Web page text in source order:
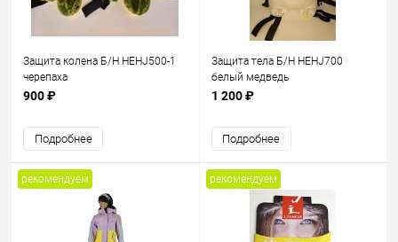
Защита колена Б/Н HEHJ500-1
черепаха
900 ₽
Подробнее
Защита тела Б/Н HEHJ700
белый медведь
1 200 ₽
Подробнее
рекомендуем рекомендуем